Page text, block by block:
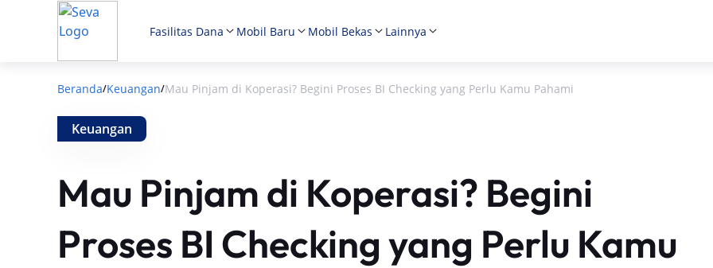
Fasilitas Dana Mobil Baru Mobil Bekas Lainnya
Beranda/Keuangan/Mau Pinjam di Koperasi? Begini Proses BI Checking yang Perlu Kamu Pahami
Keuangan
Mau Pinjam di Koperasi? Begini
Proses BI Checking yang Perlu Kamu